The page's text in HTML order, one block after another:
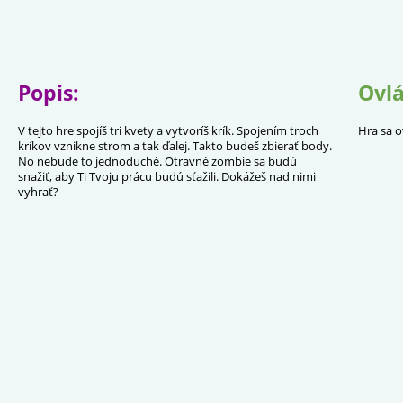
Popis:
V tejto hre spojíš tri kvety a vytvoríš krík. Spojením troch
kríkov vznikne strom a tak ďalej. Takto budeš zbierať body.
No nebude to jednoduché. Otravné zombie sa budú
snažiť, aby Ti Tvoju prácu budú sťažili. Dokážeš nad nimi
vyhrať?
Hra sa